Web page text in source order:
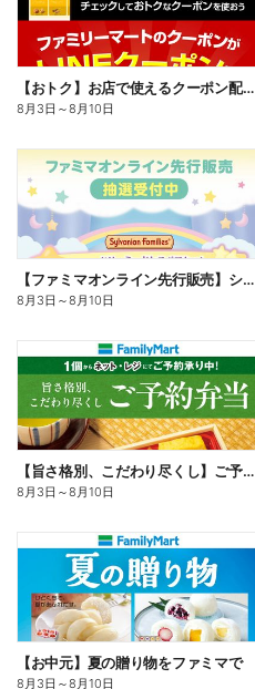
【おトク】お店で使えるクーポン配信中
8月3日 ～8月10日
【ファミマオンライン先行販売】シルバニアファミリー
8月3日 ～8月10日
【旨さ格別、こだわり尽くし】ご予約弁当
8月3日 ～8月10日
【お中元】夏の贈り物をファミマで
8月3日 ～8月10日